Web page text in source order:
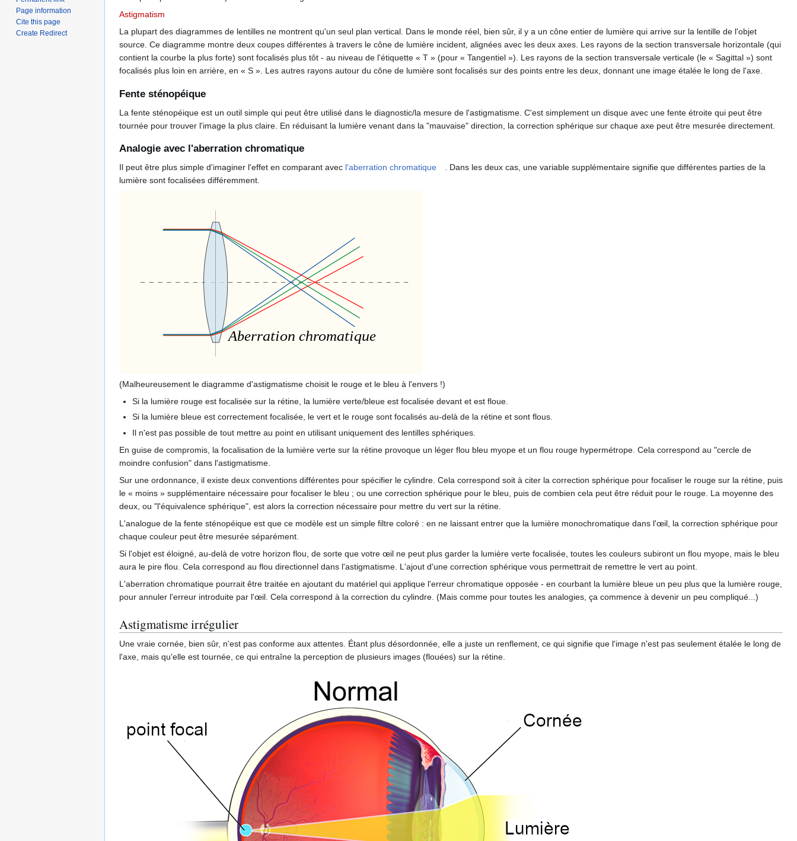
Astigmatism
La plupart des diagrammes de lentilles ne montrent qu'un seul plan vertical. Dans le monde réel, bien sûr, il y a un cône entier de lumière qui arrive sur la lentille de l'objet
source. Ce diagramme montre deux coupes différentes à travers le cône de lumière incident, alignées avec les deux axes. Les rayons de la section transversale horizontale (qui
contient la courbe la plus forte) sont focalisés plus tôt - au niveau de l'étiquette « T » (pour « Tangentiel »). Les rayons de la section transversale verticale (le « Sagittal ») sont
focalisés plus loin en arrière, en « S ». Les autres rayons autour du cône de lumière sont focalisés sur des points entre les deux, donnant une image étalée le long de l'axe.
Fente sténopéique
La fente sténopéique est un outil simple qui peut être utilisé dans le diagnostic/la mesure de l'astigmatisme. C'est simplement un disque avec une fente étroite qui peut être
tournée pour trouver l'image la plus claire. En réduisant la lumière venant dans la "mauvaise" direction, la correction sphérique sur chaque axe peut être mesurée directement.
Analogie avec l'aberration chromatique
Il peut être plus simple d'imaginer l'effet en comparant avec l'aberration chromatique
. Dans les deux cas, une variable supplémentaire signifie que différentes parties de la
lumière sont focalisées différemment.
(Malheureusement le diagramme d'astigmatisme choisit le rouge et le bleu à l'envers !)
Si la lumière rouge est focalisée sur la rétine, la lumière verte/bleue est focalisée devant et est floue.
Si la lumière bleue est correctement focalisée, le vert et le rouge sont focalisés au-delà de la rétine et sont flous.
Il n'est pas possible de tout mettre au point en utilisant uniquement des lentilles sphériques.
En guise de compromis, la focalisation de la lumière verte sur la rétine provoque un léger flou bleu myope et un flou rouge hypermétrope. Cela correspond au "cercle de
moindre confusion" dans l'astigmatisme.
Sur une ordonnance, il existe deux conventions différentes pour spécifier le cylindre. Cela correspond soit à citer la correction sphérique pour focaliser le rouge sur la rétine, puis
le « moins » supplémentaire nécessaire pour focaliser le bleu ; ou une correction sphérique pour le bleu, puis de combien cela peut être réduit pour le rouge. La moyenne des
deux, ou "l'équivalence sphérique", est alors la correction nécessaire pour mettre du vert sur la rétine.
L'analogue de la fente sténopéique est que ce modèle est un simple filtre coloré : en ne laissant entrer que la lumière monochromatique dans l'œil, la correction sphérique pour
chaque couleur peut être mesurée séparément.
Si l'objet est éloigné, au-delà de votre horizon flou, de sorte que votre œil ne peut plus garder la lumière verte focalisée, toutes les couleurs subiront un flou myope, mais le bleu
aura le pire flou. Cela correspond au flou directionnel dans l'astigmatisme. L'ajout d'une correction sphérique vous permettrait de remettre le vert au point.
L'aberration chromatique pourrait être traitée en ajoutant du matériel qui applique l'erreur chromatique opposée - en courbant la lumière bleue un peu plus que la lumière rouge,
pour annuler l'erreur introduite par l'œil. Cela correspond à la correction du cylindre. (Mais comme pour toutes les analogies, ça commence à devenir un peu compliqué...)
Astigmatisme irrégulier
Une vraie cornée, bien sûr, n'est pas conforme aux attentes. Étant plus désordonnée, elle a juste un renflement, ce qui signifie que l'image n'est pas seulement étalée le long de
l'axe, mais qu'elle est tournée, ce qui entraîne la perception de plusieurs images (flouées) sur la rétine.
Page information
Cite this page
Create Redirect